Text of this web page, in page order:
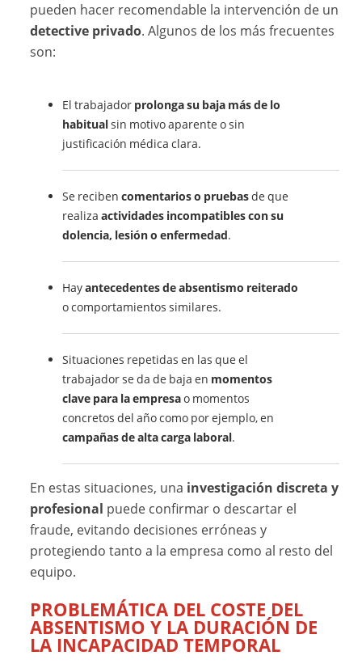
pueden hacer recomendable la intervención de un
detective privado. Algunos de los más frecuentes
son:
El trabajador prolonga su baja más de lo
habitualsin motivo aparente o sin
justificación médica clara.
Se recibencomentarios o pruebasde que
realizaactividades incompatibles con su
dolencia, lesión o enfermedad.
Hayantecedentes de absentismo reiterado
o comportamientos similares.
Situaciones repetidas en las que el
trabajador se da de baja en momentos
clave para la empresao momentos
concretos del año como por ejemplo, en
campañas de alta carga laboral.
En estas situaciones, una investigación discreta y
profesional puede confirmar o descartar el
fraude, evitando decisiones erróneas y
protegiendo tanto a la empresa como al resto del
equipo.
PROBLEMÁTICA DEL COSTE DEL
ABSENTISMO Y LA DURACIÓN DE
LA INCAPACIDAD TEMPORAL